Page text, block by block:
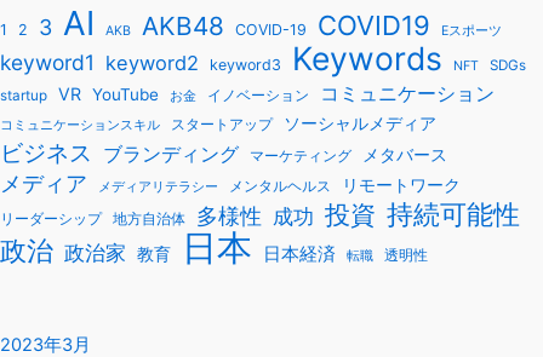
1 2 3 AI AKB AKB48 COVID-19 COVID19 Eスポーツ
keyword1 keyword2 keyword3 Keywords NFT
SDGs
startup
VR YouTube お金 イノベーション コミュニケーション
コミュニケーションスキル スタートアップ ソーシャルメディア
ビジネス ブランディング マーケティング メタバース
メディア メディアリテラシー メンタルヘルス リモートワーク
リーダーシップ 地方自治体 多様性 成功 投資 持続可能性
政治 政治家 教育 日本 日本経済 転職 透明性
2023年3月